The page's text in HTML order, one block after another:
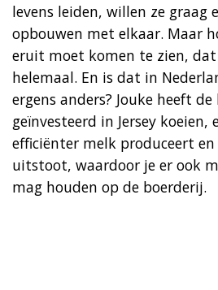
levens leiden, willen ze graag
opbouwen met elkaar. Maar
eruit moet komen te zien,
helemaal. En is dat in
ergens anders? Jouke heeft
geïnvesteerd in Jersey koeien,
efficiënter melk produceert
uitstoot, waardoor je er ook
mag houden op de boerderij.